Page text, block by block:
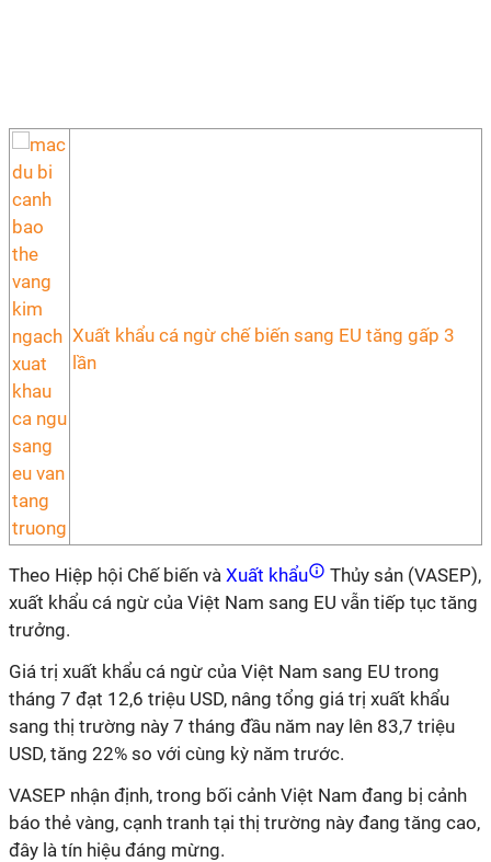
Xuất khẩu cá ngừ chế biến sang EU tăng gấp 3
lần
Theo Hiệp hội Chế biến và Xuất khẩu
Thủy sản (VASEP),
xuất khẩu cá ngừ của Việt Nam sang EU vẫn tiếp tục tăng
trưởng.
Giá trị xuất khẩu cá ngừ của Việt Nam sang EU trong
tháng 7 đạt 12,6 triệu USD, nâng tổng giá trị xuất khẩu
sang thị trường này 7 tháng đầu năm nay lên 83,7 triệu
USD, tăng 22% so với cùng kỳ năm trước.
VASEP nhận định, trong bối cảnh Việt Nam đang bị cảnh
báo thẻ vàng, cạnh tranh tại thị trường này đang tăng cao,
đây là tín hiệu đáng mừng.